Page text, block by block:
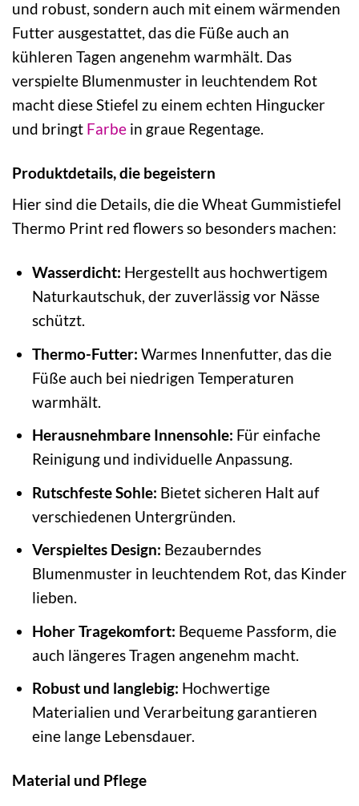
und robust, sondern auch mit einem wärmenden
Futter ausgestattet, das die Füße auch an
kühleren Tagen angenehm warmhält. Das
verspielte Blumenmuster in leuchtendem Rot
macht diese Stiefel zu einem echten Hingucker
und bringt Farbe in graue Regentage.
Produktdetails, die begeistern
Hier sind die Details, die die Wheat Gummistiefel
Thermo Print red flowers so besonders machen:
Wasserdicht: Hergestellt aus hochwertigem
Naturkautschuk, der zuverlässig vor Nässe
schützt.
Thermo-Futter: Warmes Innenfutter, das die
Füße auch bei niedrigen Temperaturen
warmhält.
Herausnehmbare Innensohle: Für einfache
Reinigung und individuelle Anpassung.
Rutschfeste Sohle: Bietet sicheren Halt auf
verschiedenen Untergründen.
Verspieltes Design: Bezauberndes
Blumenmuster in leuchtendem Rot, das Kinder
lieben.
Hoher Tragekomfort: Bequeme Passform, die
auch längeres Tragen angenehm macht.
Robust und langlebig: Hochwertige
Materialien und Verarbeitung garantieren
eine lange Lebensdauer.
Material und Pflege